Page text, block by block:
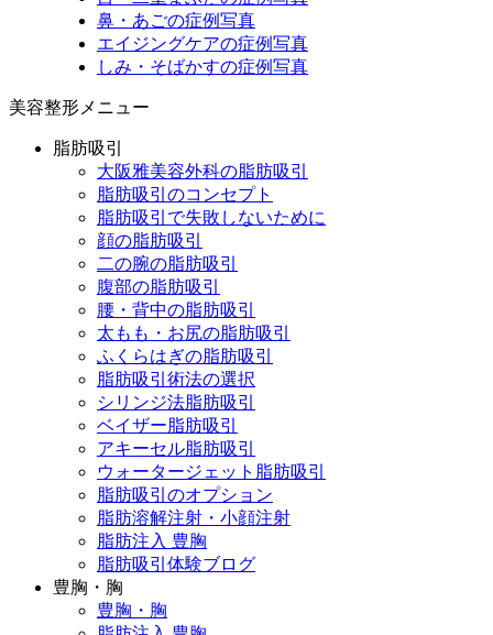
鼻・あごの症例写真
エイジングケアの症例写真
しみ・そばかすの症例写真
美容整形メニュー
脂肪吸引
大阪雅美容外科の脂肪吸引
脂肪吸引のコンセプト
脂肪吸引で失敗しないために
顔の脂肪吸引
二の腕の脂肪吸引
腹部の脂肪吸引
腰・背中の脂肪吸引
太もも・お尻の脂肪吸引
ふくらはぎの脂肪吸引
脂肪吸引術法の選択
シリンジ法脂肪吸引
ベイザー脂肪吸引
アキーセル脂肪吸引
ウォータージェット脂肪吸引
脂肪吸引のオプション
脂肪溶解注射・小顔注射
脂肪注入 豊胸
脂肪吸引体験ブログ
豊胸・胸
豊胸・胸